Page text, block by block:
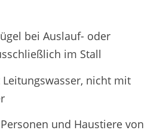
bei Auslauf- oder
im Stall
nicht mit
und Haustiere von